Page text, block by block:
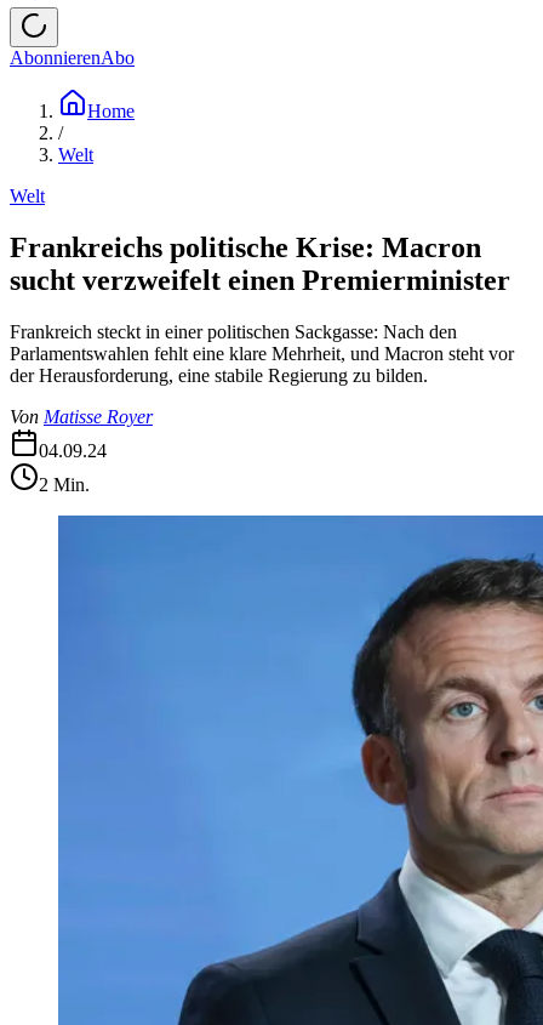
AbonnierenAbo
Home
/
Welt
Welt
Frankreichs politische Krise: Macron
sucht verzweifelt einen Premierminister
Frankreich steckt in einer politischen Sackgasse: Nach den
Parlamentswahlen fehlt eine klare Mehrheit, und Macron steht vor
der Herausforderung, eine stabile Regierung zu bilden.
Von Matisse Royer
04.09.24
2 Min.